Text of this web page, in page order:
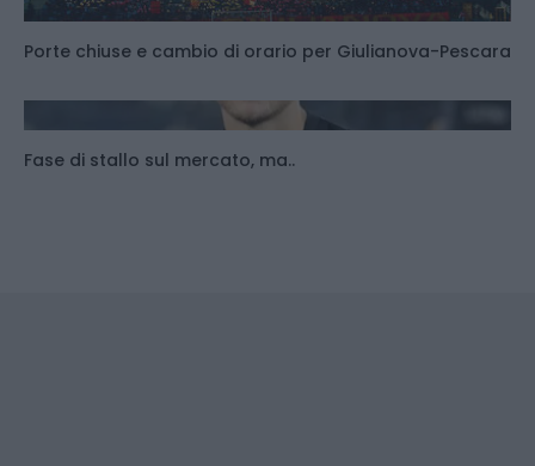
Porte chiuse e cambio di orario per Giulianova-Pescara
Fase di stallo sul mercato, ma..